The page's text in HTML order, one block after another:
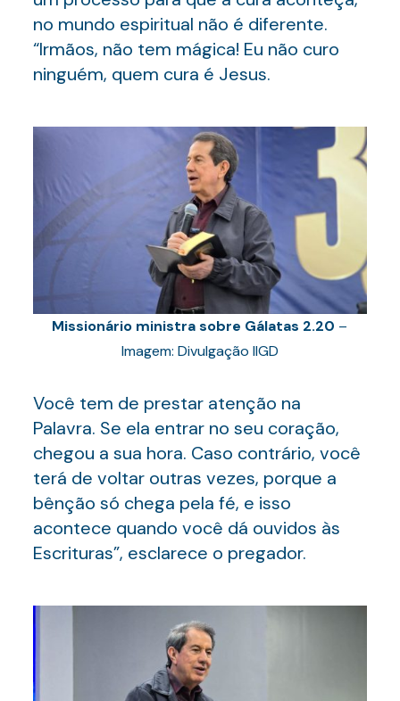
no mundo espiritual não é diferente.
“Irmãos, não tem mágica! Eu não curo
ninguém, quem cura é Jesus.
Missionário ministra sobre Gálatas 2.20 –
Imagem: Divulgação IIGD
Você tem de prestar atenção na
Palavra. Se ela entrar no seu coração,
chegou a sua hora. Caso contrário, você
terá de voltar outras vezes, porque a
bênção só chega pela fé, e isso
acontece quando você dá ouvidos às
Escrituras”, esclarece o pregador.